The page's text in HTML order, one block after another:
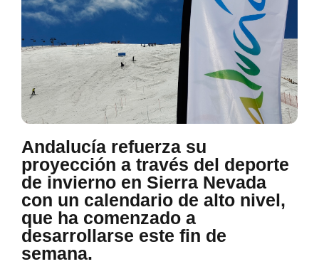
Andalucía refuerza su
proyección a través del deporte
de invierno en Sierra Nevada
con un calendario de alto nivel,
que ha comenzado a
desarrollarse este fin de
semana.